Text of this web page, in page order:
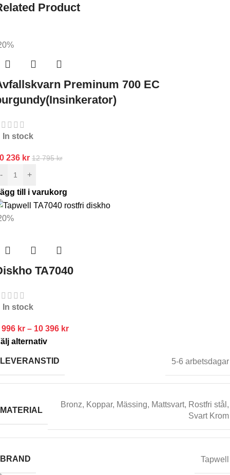
Product
Preminum 700 EC
In stock
236 kr 12 795kr
-
+
till i varukorg
TA7040
In stock
996 kr – 10 396 kr
alternativ
LEVERANSTID 5-6 arbetsdagar
MATERIAL
Bronz, Koppar, Mässing, Mattsvart, Rostfri stål ,
Svart Krom
BRAND Tapwell